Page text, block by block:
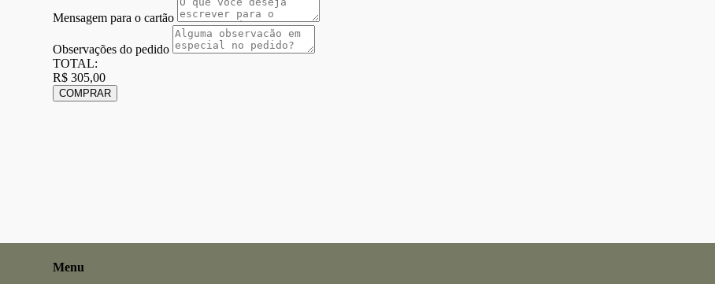
Mensagem para o cartão
Observações do pedido
TOTAL:
R$ 305,00
COMPRAR
Menu